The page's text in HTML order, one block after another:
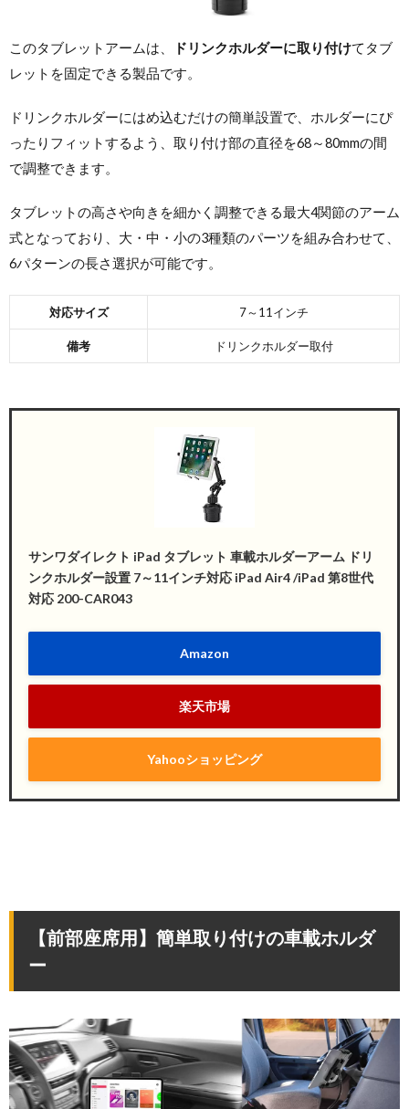
このタブレットアームは、 ドリンクホルダーに取り付けてタブ
レットを固定できる製品です。
ドリンクホルダーにはめ込むだけの簡単設置で、ホルダーにぴ
ったりフィットするよう、取り付け部の直径を68～80mmの間
で調整できます。
タブレットの高さや向きを細かく調整できる最大4関節のアーム
式となっており、大・中・小の3種類のパーツを組み合わせて、
6パターンの長さ選択が可能です。
対応サイズ 7～11インチ
備考 ドリンクホルダー取付
サンワダイレクト iPad タブレット 車載ホルダーアーム ドリ
ンクホルダー設置 7～11インチ対応 iPad Air4 /iPad 第8世代
対応 200-CAR043
Amazon
楽天市場
Yahooショッピング
【前部座席用】簡単取り付けの車載ホルダ
ー